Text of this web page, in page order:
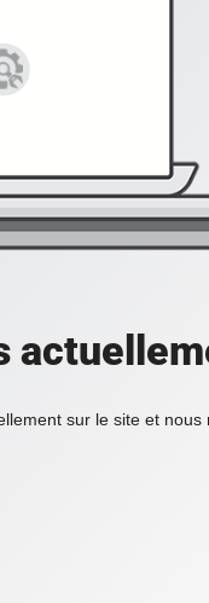
sur le site et nous